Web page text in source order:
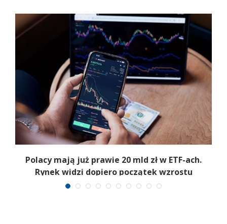
Polacy mają już prawie 20 mld zł w ETF-ach.
Rynek widzi dopiero początek wzrostu